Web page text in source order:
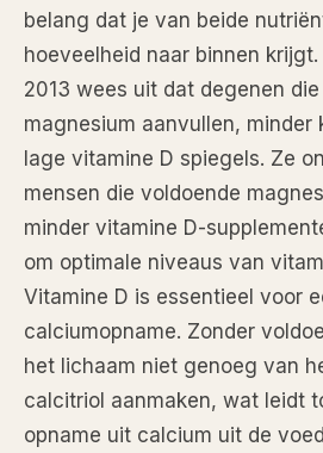
belang dat je van beide
hoeveelheid naar binnen
2013 wees uit dat degenen
magnesium aanvullen, minder
lage vitamine D spiegels. Ze
mensen die voldoende
minder vitamine D-
om optimale niveaus van
Vitamine D is essentieel voor
calciumopname. Zonder
het lichaam niet genoeg van
calcitriol aanmaken, wat leidt
opname uit calcium uit de